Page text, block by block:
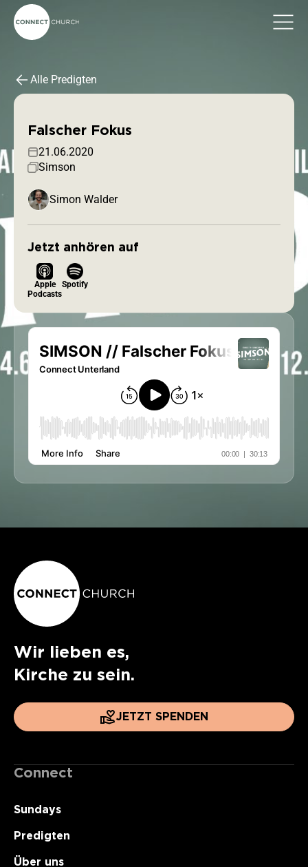
Alle Predigten
Falscher Fokus
21.06.2020
Simson
Simon Walder
Jetzt anhören auf
Apple
Podcasts
Spotify
Wir lieben es,
Kirche zu sein.
JETZT SPENDEN
Connect
Sundays
Predigten
Über uns